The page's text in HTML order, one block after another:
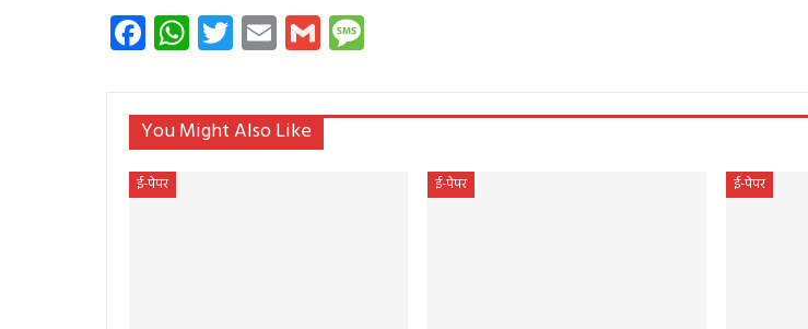
Facebook
WhatsApp
Twitter
EmailGmail
You Might Also Like
ई-पेपर ई-पेपर ई-पेपर